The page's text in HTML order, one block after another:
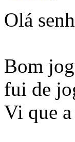
Olá
Bom
fui de
Vi que